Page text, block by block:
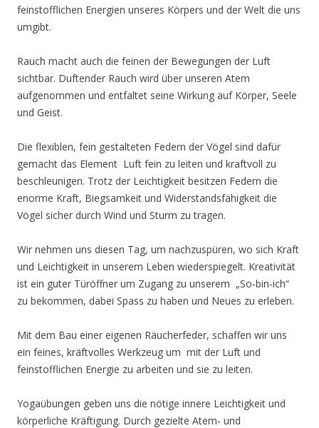
feinstofflichen Energien unseres Körpers und der Welt die uns
umgibt.
Rauch macht auch die feinen der Bewegungen der Luft
sichtbar. Duftender Rauch wird über unseren Atem
aufgenommen und entfaltet seine Wirkung auf Körper, Seele
und Geist.
Die flexiblen, fein gestalteten Federn der Vögel sind dafür
gemacht das Element Luft fein zu leiten und kraftvoll zu
beschleunigen. Trotz der Leichtigkeit besitzen Federn die
enorme Kraft, Biegsamkeit und Widerstandsfähigkeit die
Vögel sicher durch Wind und Sturm zu tragen.
Wir nehmen uns diesen Tag, um nachzuspüren, wo sich Kraft
und Leichtigkeit in unserem Leben wiederspiegelt. Kreativität
ist ein guter Türöffner um Zugang zu unserem „So-bin-ich“
zu bekommen, dabei Spass zu haben und Neues zu erleben.
Mit dem Bau einer eigenen Räucherfeder, schaffen wir uns
ein feines, kräftvolles Werkzeug um mit der Luft und
feinstofflichen Energie zu arbeiten und sie zu leiten.
Yogaübungen geben uns die nötige innere Leichtigkeit und
körperliche Kräftigung. Durch gezielte Atem- und